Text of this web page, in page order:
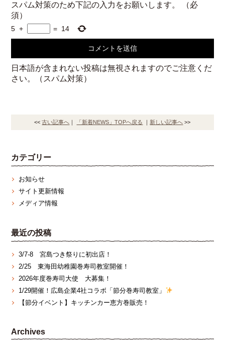
スパム対策のため下記の入力をお願いします。
（必
須）
5 + = 14
日本語が含まれない投稿は無視されますのでご注意くだ
さい。（スパム対策）
<<古い記事へ ｜ 「新着NEWS」TOPへ戻る ｜ 新しい記事へ >>
カテゴリー
お知らせ
サイト更新情報
メディア情報
最近の投稿
3/7‐8 宮島つき祭りに初出店！
2/25 東海田幼稚園巻寿司教室開催！
2026年度巻寿司大使 大募集！
1/29開催！広島企業4社コラボ「節分巻寿司教室」
【節分イベント】キッチンカー恵方巻販売！
Archives